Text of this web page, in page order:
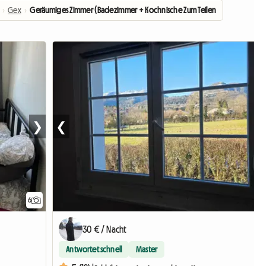
› Gex › Geräumiges Zimmer (Badezimmer + Kochnische Zum Teilen Mit 1 Person)
6
❯ ❮
30 € / Nacht
Antwortet schnell Master